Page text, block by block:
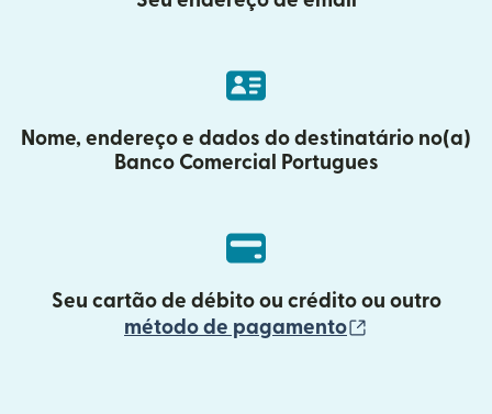
Nome, endereço e dados do destinatário no(a)
Banco Comercial Portugues
Seu cartão de débito ou crédito ou outro
método de pagamento